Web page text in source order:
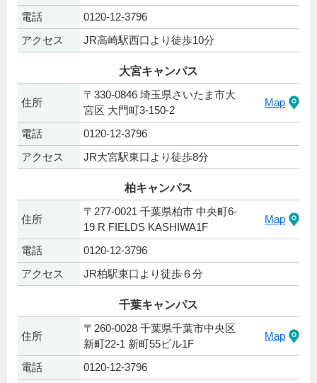
電話
0120-12-3796
アクセス
JR高崎駅西口より徒歩10分
大宮キャンパス
住所
〒330-0846 埼玉県さいたま市大
宮区 大門町3-150-2
Map
電話
0120-12-3796
アクセス
JR大宮駅東口より徒歩8分
柏キャンパス
住所
〒277-0021 千葉県柏市 中央町6-
19 R FIELDS KASHIWA1F
Map
電話
0120-12-3796
アクセス
JR柏駅東口より徒歩６分
千葉キャンパス
住所
〒260-0028 千葉県千葉市中央区
新町22-1 新町55ビル1F
Map
電話
0120-12-3796